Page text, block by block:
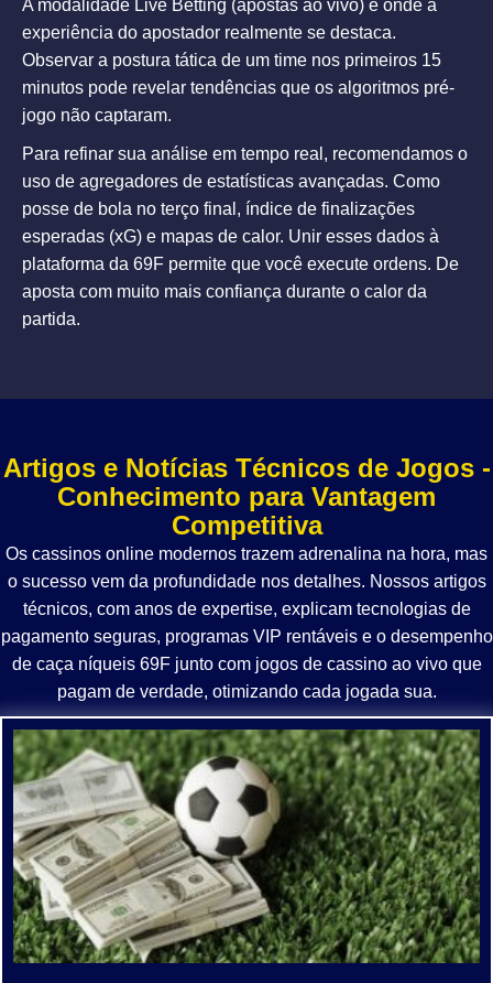
A modalidade Live Betting (apostas ao vivo) é onde a
experiência do apostador realmente se destaca.
Observar a postura tática de um time nos primeiros 15
minutos pode revelar tendências que os algoritmos pré-
jogo não captaram.
Para refinar sua análise em tempo real, recomendamos o
uso de agregadores de estatísticas avançadas. Como
posse de bola no terço final, índice de finalizações
esperadas (xG) e mapas de calor. Unir esses dados à
plataforma da 69F permite que você execute ordens. De
aposta com muito mais confiança durante o calor da
partida.
Artigos e Notícias Técnicos de Jogos -
Conhecimento para Vantagem
Competitiva
Os cassinos online modernos trazem adrenalina na hora, mas
o sucesso vem da profundidade nos detalhes. Nossos artigos
técnicos, com anos de expertise, explicam tecnologias de
pagamento seguras, programas VIP rentáveis e o desempenho
de caça níqueis 69Fjunto com jogos de cassino ao vivo que
pagam de verdade, otimizando cada jogada sua.